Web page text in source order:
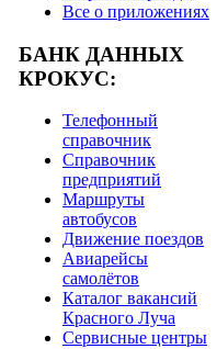
Все о приложениях
БАНК ДАННЫХ
КРОКУС:
Телефонный
справочник
Справочник
предприятий
Маршруты
автобусов
Движение поездов
Авиарейсы
самолётов
Каталог вакансий
Красного Луча
Сервисные центры